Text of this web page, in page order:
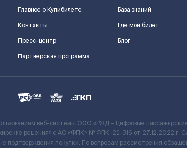
Главное о Купибилете
Контакты
Пресс-центр
Партнерская программа
База знаний
Где мой билет
Блог
веб-системы ООО «РЖД – Цифровые
решения» c АО «ФПК» № ФПК-22-316 от 27.12.2022 г.
подтверждения покупки. По вопросам рассмотрения